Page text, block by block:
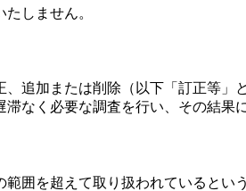
しません。
追加または削除（以下「訂正等
なく必要な調査を行い、その結果
囲を超えて取り扱われていると